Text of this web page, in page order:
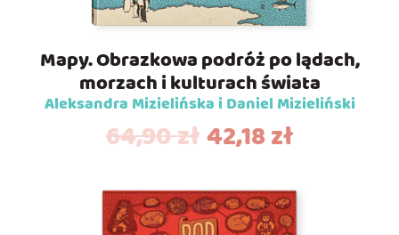
Mapy. Obrazkowa podróż po lądach,
morzach i kulturach świata
Aleksandra Mizielińska i Daniel Mizieliński
64,90zł42,18zł